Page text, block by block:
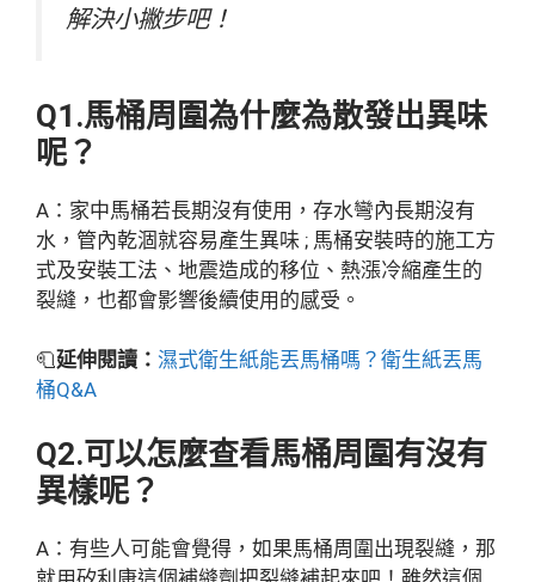
解決小撇步吧！
Q1.馬桶周圍為什麼為散發出異味
呢？
A：家中馬桶若長期沒有使用，存水彎內長期沒有
水，管內乾涸就容易產生異味 ; 馬桶安裝時的施工方
式及安裝工法、地震造成的移位、熱漲冷縮產生的
裂縫，也都會影響後續使用的感受。
🧻延伸閱讀： 濕式衛生紙能丟馬桶嗎？衛生紙丟馬
桶Q&A
Q2.可以怎麼查看馬桶周圍有沒有
異樣呢？
A：有些人可能會覺得，如果馬桶周圍出現裂縫，那